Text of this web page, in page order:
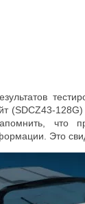
(SDCZ43-128G)
что
Это